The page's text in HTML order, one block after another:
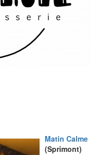
Matin Calme
(Sprimont)